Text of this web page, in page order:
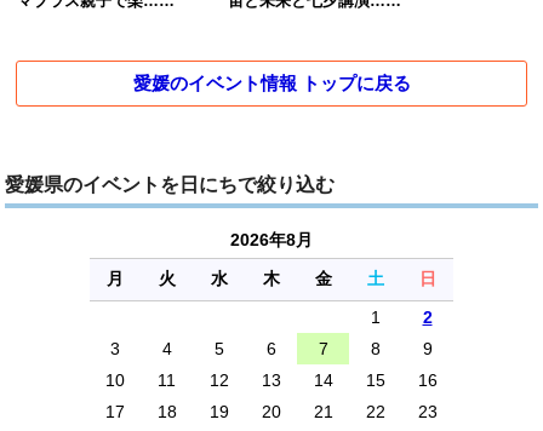
愛媛のイベント情報 トップに戻る
愛媛県のイベントを日にちで絞り込む
2026年8月
月
火 水 木 金 土 日
1
2
3
4 5 6 7 8
9
10
11 12 13 14 15
16
17
18 19 20 21 22
23